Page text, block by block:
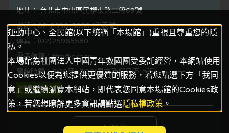
運動中心、全民館(以下統稱「本場館」)重視且尊重您的隱
私。
本場館為社團法人中國青年救國團受委託經營，本網站使用
Cookies以便為您提供更優質的服務，若您點選下方「我同
意」或繼續瀏覽本網站，即代表您同意本場館的Cookies政
策，若您想瞭解更多資訊請點選隱私權政策。
地址： 台北市中山區民權東路二段69號
電話：02-2596-5858 (代表號)
傳真：(02)25965580
電子信箱：ffm@cyc.tw
開館時間：8:30至17:30(周末及假日不上班)
電腦版